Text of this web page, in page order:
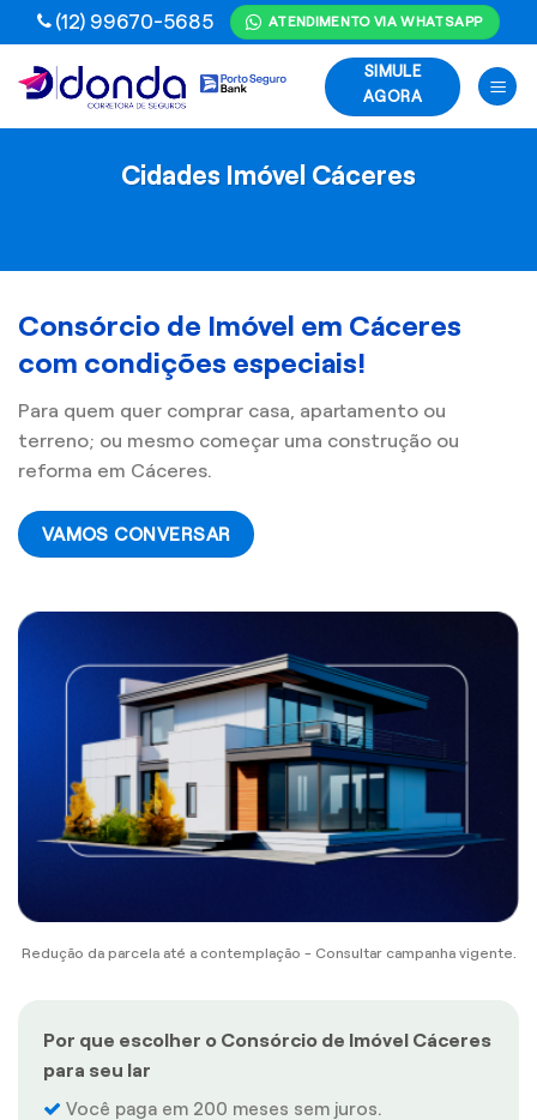
Skip
to
content
(12) 99670-5685 ATENDIMENTO VIA WHATSAPP
SIMULE
AGORA
Cidades Imóvel Cáceres
Consórcio de Imóvel em Cáceres
com condições especiais!
Para quem quer comprar casa, apartamento ou
terreno; ou mesmo começar uma construção ou
reforma em Cáceres.
VAMOS CONVERSAR
Redução da parcela até a contemplação - Consultar campanha vigente.
Por que escolher o Consórcio de Imóvel Cáceres
para seu lar
Você paga em 200 meses sem juros.